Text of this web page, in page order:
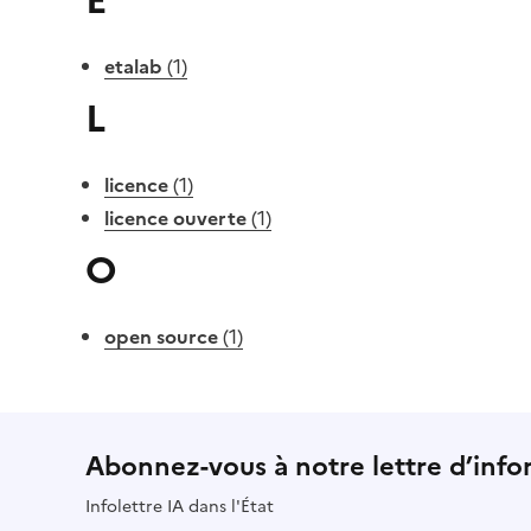
etalab (1)
L
licence(1)
licence ouverte(1)
O
open source(1)
Abonnez-vous à notre lettre
Infolettre IA dans l'État